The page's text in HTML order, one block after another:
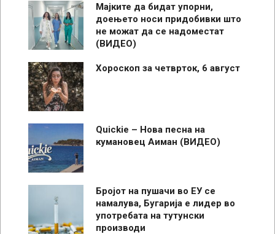
Мајките да бидат упорни,
доењето носи придобивки што
не можат да се надоместат
(ВИДЕО)
Хороскоп за четврток, 6 август
Quickie – Нова песна на
кумановец Аиман (ВИДЕО)
Бројот на пушачи во ЕУ се
намалува, Бугарија е лидер во
употребата на тутунски
производи